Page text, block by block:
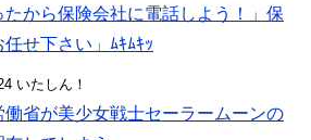
たから保険会社に電話しよう！」保
せ下さい」ﾑｷﾑｷｯ
いたしん！
働省が美少女戦士セーラームーンの